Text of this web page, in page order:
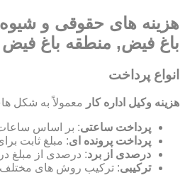
هزینه های حقوقی و
باغ فیض, منطقه باغ فیض
انواع پرداخت
هزینه وکیل اداره کار معمولاً به شکل
پرداخت ساعتی: بر اساس
پرداخت پرونده ای: مبلغ ثابت
درصدی از برد: درصدی از مبلغ
ترکیبی: ترکیب روش های مختلف